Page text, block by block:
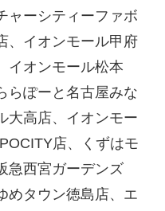
ャーシティーファボ
、イオンモール甲府
イオンモール松本
らぽーと名古屋みな
大高店、イオンモー
店、くずはモ
急西宮ガーデンズ
めタウン徳島店、エ